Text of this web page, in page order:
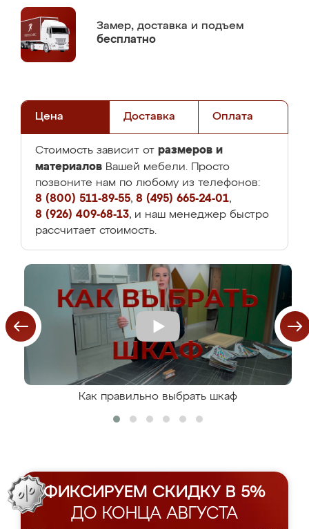
Замер, доставка и подъем
бесплатно
Цена Доставка Оплата
Стоимость зависит от размеров и
материалов Вашей мебели. Просто
позвоните нам по любому из телефонов:
8 (800) 511-89-55, 8 (495) 665-24-01,
8 (926) 409-68-13, и наш менеджер быстро
рассчитает стоимость.
Как правильно выбрать шкаф
ФИКСИРУЕМ СКИДКУ В 5%
ДО КОНЦА АВГУСТА